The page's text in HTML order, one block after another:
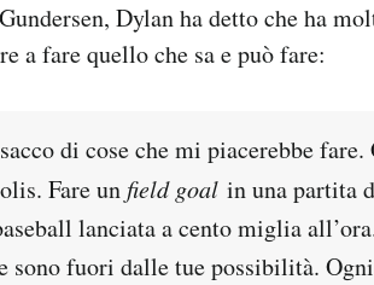
Dylan ha detto che ha
a fare quello che sa e può fare:
di cose che mi piacerebbe
Fare un field goal in una partita
lanciata a cento miglia
sono fuori dalle tue possibilità.